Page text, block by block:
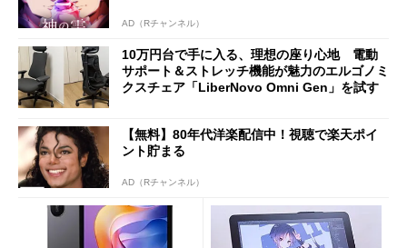
AD（Rチャンネル）
10万円台で手に入る、理想の座り心地 電動
サポート＆ストレッチ機能が魅力のエルゴノミ
クスチェア「LiberNovo Omni Gen」を試す
【無料】80年代洋楽配信中！視聴で楽天ポイ
ント貯まる
AD（Rチャンネル）